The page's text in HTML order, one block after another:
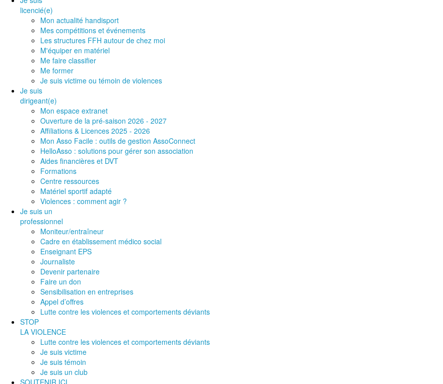
licencié(e)
Mon actualité handisport
Mes compétitions et événements
Les structures FFH autour de chez moi
M'équiper en matériel
Me faire classifier
Me former
Je suis victime ou témoin de violences
Je suis
dirigeant(e)
Mon espace extranet
Ouverture de la pré-saison 2026 - 2027
Affiliations & Licences 2025 - 2026
Mon Asso Facile : outils de gestion AssoConnect
HelloAsso : solutions pour gérer son association
Aides financières et DVT
Formations
Centre ressources
Matériel sportif adapté
Violences : comment agir ?
Je suis un
professionnel
Moniteur/entraîneur
Cadre en établissement médico social
Enseignant EPS
Journaliste
Devenir partenaire
Faire un don
Sensibilisation en entreprises
Appel d’offres
Lutte contre les violences et comportements déviants
STOP
LA VIOLENCE
Lutte contre les violences et comportements déviants
Je suis victime
Je suis témoin
Je suis un club